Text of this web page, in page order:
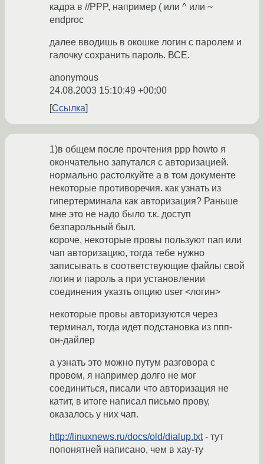
кадра в //PPP, например ( или ^ или ~
endproc
далее вводишь в окошке логин с паролем и
галочку сохранить пароль. ВСЕ.
anonymous
24.08.2003 15:10:49 +00:00
Ссылка
1)в общем после прочтения ppp howto я
окончательно запутался с авторизацией.
нормально растолкуйте а в том документе
некоторые противоречия. как узнать из
гипертерминала как авторизация? Раньше
мне это не надо было т.к. доступ
безпарольный был.
короче, некоторые провы пользуют пап или
чап авторизацию, тогда тебе нужно
записывать в соответствующие файлы свой
логин и пароль а при установлении
соединения указть опцию user <логин>
некоторые провы авторизуются через
терминал, тогда идет подстановка из ппп-
он-дайлер
а узнать это можно путум разговора с
провом, я например долго не мог
соединиться, писали что авторизация не
катит, в итоге написал письмо прову,
оказалось у них чап.
http://linuxnews.ru/docs/old/dialup.txt- тут
попонятней написано, чем в хау-ту